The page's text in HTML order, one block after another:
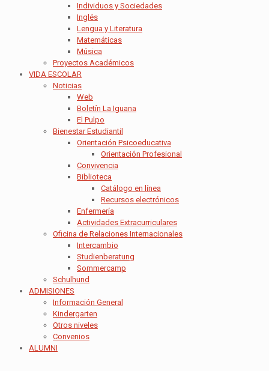
Individuos y Sociedades
Inglés
Lengua y Literatura
Matemáticas
Música
Proyectos Académicos
VIDA ESCOLAR
Noticias
Web
Boletín La Iguana
El Pulpo
Bienestar Estudiantil
Orientación Psicoeducativa
Orientación Profesional
Convivencia
Biblioteca
Catálogo en línea
Recursos electrónicos
Enfermería
Actividades Extracurriculares
Oficina de Relaciones Internacionales
Intercambio
Studienberatung
Sommercamp
Schulhund
ADMISIONES
Información General
Kindergarten
Otros niveles
Convenios
ALUMNI